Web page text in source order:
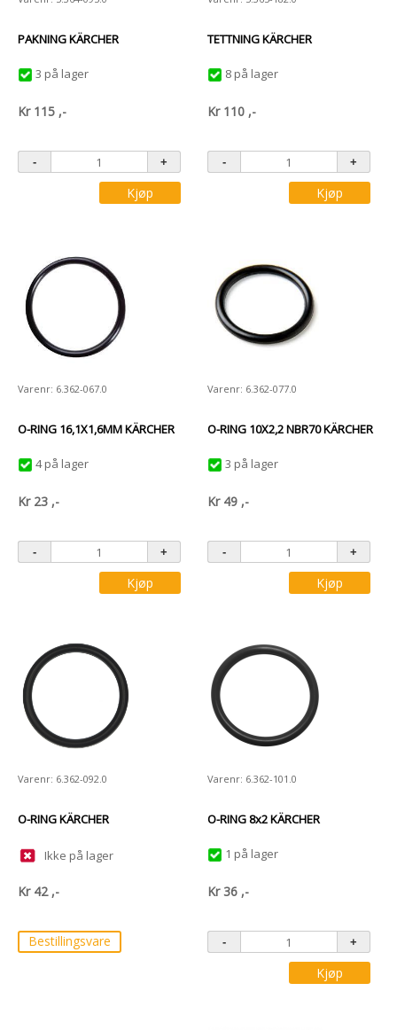
PAKNING KÄRCHER
3 på lager
Kr 115 ,-
Kjøp
TETTNING KÄRCHER
8 på lager
Kr 110 ,-
Kjøp
Varenr: 6.362-067.0
O-RING 16,1X1,6MM KÄRCHER
4 på lager
Kr 23 ,-
Kjøp
Varenr: 6.362-077.0
O-RING 10X2,2 NBR70 KÄRCHER
3 på lager
Kr 49 ,-
Kjøp
Varenr: 6.362-092.0
O-RING KÄRCHER
Ikke på lager
Kr 42 ,-
Bestillingsvare
Varenr: 6.362-101.0
O-RING 8x2 KÄRCHER
1 på lager
Kr36 ,-
Kjøp